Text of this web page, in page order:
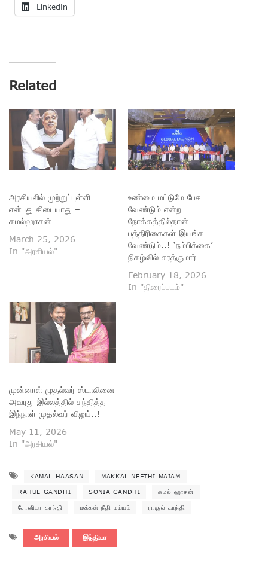
LinkedIn
Related
அரசியலில் முற்றுப்புள்ளி
என்பது கிடையாது –
கமல்ஹாசன்
March 25, 2026
In "அரசியல்"
உண்மை மட்டுமே பேச
வேண்டும் என்ற
நோக்கத்தில்தான்
பத்திரிகைகள் இயங்க
வேண்டும்..! ‘நம்பிக்கை’
நிகழ்வில் சரத்குமார்
February 18, 2026
In "திரைப்படம்"
முன்னாள் முதல்வர் ஸ்டாலினை
அவரது இல்லத்தில் சந்தித்த
இந்நாள் முதல்வர் விஜய்..!
May 11, 2026
In "அரசியல்"
KAMAL HAASAN MAKKAL NEETHI MAIAM
RAHUL GANDHI SONIA GANDHI கமல் ஹாசன்
சோனியா காந்தி மக்கள் நீதி மய்யம் ராகுல் காந்தி
அரசியல் இந்தியா